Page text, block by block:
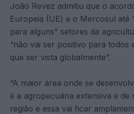
João Revez admitiu que o
Europeia (UE) e o Mercosul até
para alguns” setores da
“não vai ser positivo para todos
que ser vista globalmente”.
“A maior área onde se
é a agropecuária extensiva e de
região e essa vai ficar